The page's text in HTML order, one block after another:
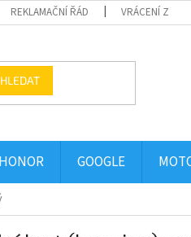
REKLAMAČNÍ ŘÁD VRÁCENÍ ZBOŽÍ
HLEDAT
HONOR GOOGLE